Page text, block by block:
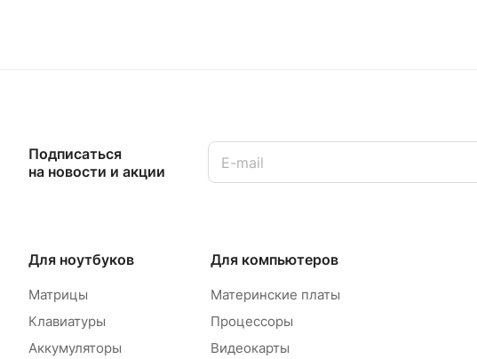
Подписаться
на новости и акции
Для ноутбуков
Матрицы
Клавиатуры
Аккумуляторы
Для компьютеров
Материнские платы
Процессоры
Видеокарты